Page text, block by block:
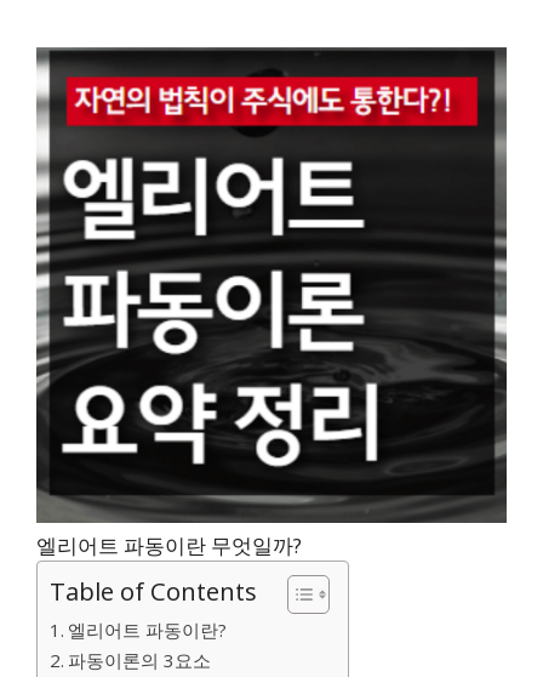
엘리어트 파동이란 무엇일까?
Table of Contents
엘리어트 파동이란?
파동이론의 3요소